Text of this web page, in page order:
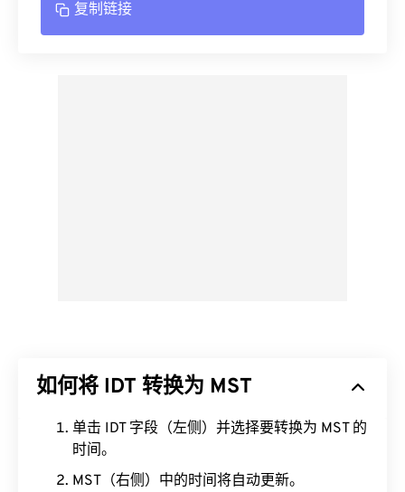
复制链接
如何将 IDT 转换为 MST
单击 IDT 字段（左侧）并选择要转换为 MST 的
时间。
MST（右侧）中的时间将自动更新。